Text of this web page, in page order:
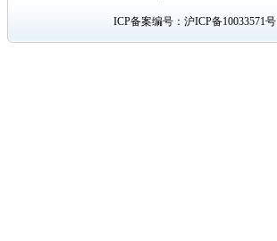
ICP备案编号：沪ICP备10033571号